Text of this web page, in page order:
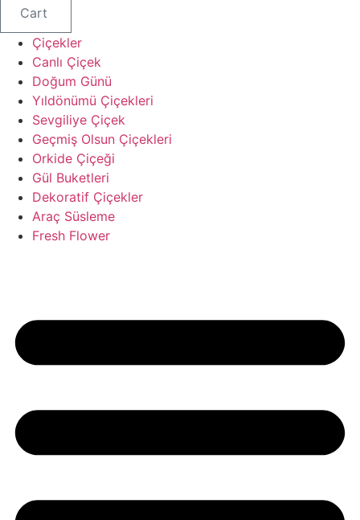
Cart
Çiçekler
Canlı Çiçek
Doğum Günü
Yıldönümü Çiçekleri
Sevgiliye Çiçek
Geçmiş Olsun Çiçekleri
Orkide Çiçeği
Gül Buketleri
Dekoratif Çiçekler
Araç Süsleme
Fresh Flower